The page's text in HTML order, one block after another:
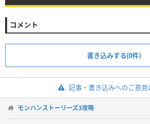
コメント
書き込みする(0件)
記事・書き込みへのご意見
モンハンストーリーズ3攻略